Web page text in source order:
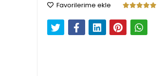
Favorilerime ekle